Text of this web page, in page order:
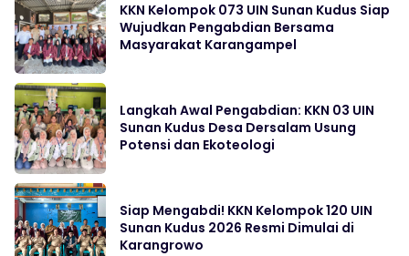
KKN Kelompok 073 UIN Sunan Kudus Siap
Wujudkan Pengabdian Bersama
Masyarakat Karangampel
Langkah Awal Pengabdian: KKN 03 UIN
Sunan Kudus Desa Dersalam Usung
Potensi dan Ekoteologi
Siap Mengabdi! KKN Kelompok 120 UIN
Sunan Kudus 2026 Resmi Dimulai di
Karangrowo